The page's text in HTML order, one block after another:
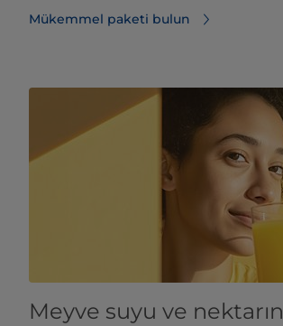
Mükemmel paketi bulun
Meyve suyu ve nektarın